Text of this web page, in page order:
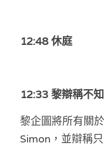
12:48 休庭
12:33 黎辯稱不
黎企圖將所有關
Simon，並辯稱